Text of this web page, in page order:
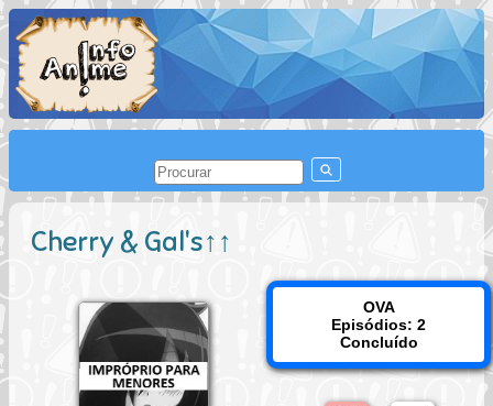
Cherry & Gal's↑↑
OVA
Episódios: 2
Concluído